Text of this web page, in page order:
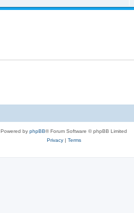
Powered by phpBB® Forum Software © phpBB Limited
Privacy| Terms